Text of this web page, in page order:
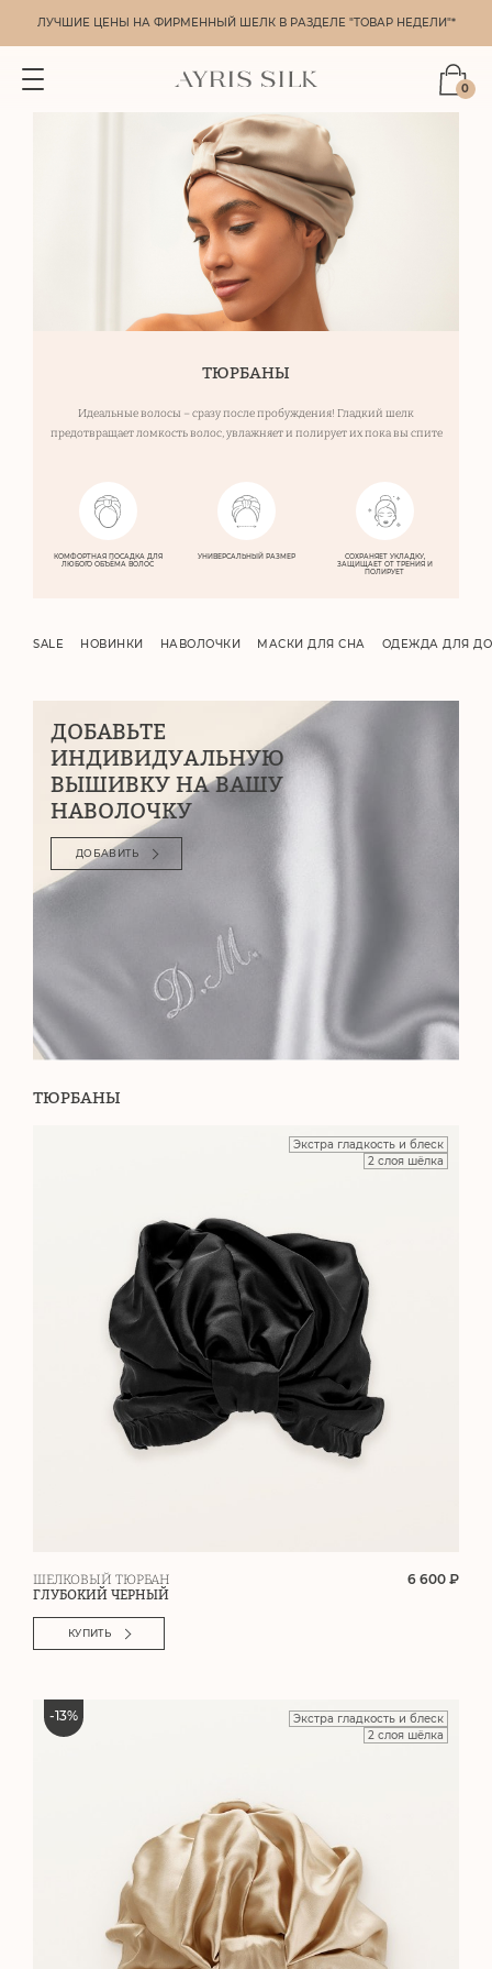
ЛУЧШИЕ ЦЕНЫ НА ФИРМЕННЫЙ ШЕЛК В РАЗДЕЛЕ "ТОВАР НЕДЕЛИ"*
0
ТЮРБАНЫ
Идеальные волосы – сразу после пробуждения! Гладкий шелк
предотвращает ломкость волос,увлажняет и полирует их пока вы спите
КОМФОРТНАЯ ПОСАДКА ДЛЯ
ЛЮБОГО ОБЪЁМА ВОЛОС
УНИВЕРСАЛЬНЫЙ РАЗМЕР СОХРАНЯЕТУКЛАДКУ,
ЗАЩИЩАЕТОТ ТРЕНИЯ И
ПОЛИРУЕТ
SALE НОВИНКИ НАВОЛОЧКИ МАСКИ ДЛЯ СНА ОДЕЖДА ДЛЯ
ДОБАВЬТЕ
ИНДИВИДУАЛЬНУЮ
ВЫШИВКУ НА ВАШУ
НАВОЛОЧКУ
ДОБАВИТЬ
ТЮРБАНЫ
Экстра гладкость и блеск
2 слоя шёлка
ШЕЛКОВЫЙ ТЮРБАН
ГЛУБОКИЙ ЧЕРНЫЙ
6 600 ₽
КУПИТЬ
-13%
Экстра гладкость и блеск
2 слоя шёлка